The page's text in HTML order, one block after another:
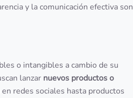
y la comunicación efectiva son
o intangibles a cambio de su
lanzar nuevos productos o
redes sociales hasta productos